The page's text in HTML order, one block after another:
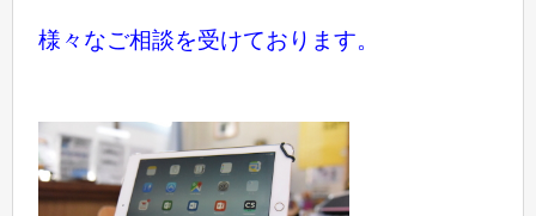
様々なご相談を受けております。